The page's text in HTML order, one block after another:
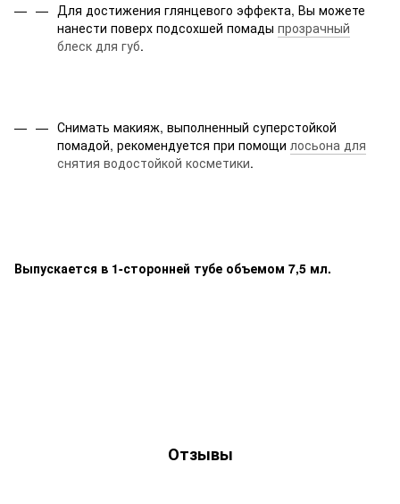
Для достижения глянцевого эффекта, Вы можете
нанести поверх подсохшей помады прозрачный
блеск для губ.
Снимать макияж, выполненный суперстойкой
помадой, рекомендуется при помощи лосьона для
снятия водостойкой косметики.
Выпускается в 1-сторонней тубе объемом 7,5 мл.
Отзывы